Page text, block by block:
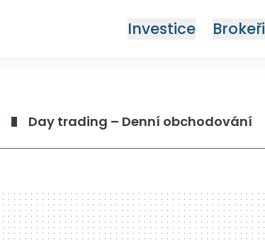
Investice Brokeři
Day trading – Denní obchodování